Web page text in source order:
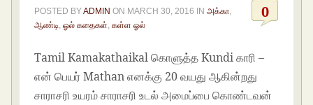
0
POSTED BYADMIN ON MARCH 30, 2016 INஅக்கா
ஆண்டி ,ஓல் கதைகள் ,கள்ள ஓல்
Tamil Kamakathaikal கொளுத்த Kundi காரி –
என் பெயர் Mathan எனக்கு 20 வயது ஆகின்றது
சாராசரி உயரம் சாராசரி உடல் அமைப்பை கொண்டவன்